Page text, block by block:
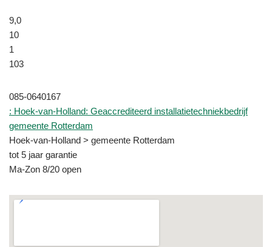
9,0
10
1
103
085-0640167
: Hoek-van-Holland: Geaccrediteerd installatietechniekbedrijf
gemeente Rotterdam
Hoek-van-Holland > gemeente Rotterdam
tot 5 jaar garantie
Ma-Zon 8/20 open